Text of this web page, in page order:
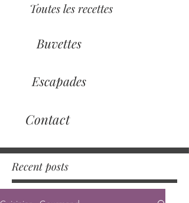
Toutes les recettes
Buvettes
Escapades
Contact
Recent posts